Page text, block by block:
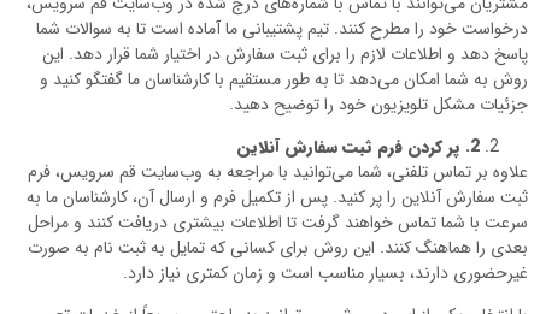
درخواست خود را مطرح کنند. تیم پشتیبانی ما آماده است تا به سوالات شما
پاسخ دهد و اطلاعات لازم را برای ثبت سفارش در اختیار شما قرار دهد. این
روش به شما امکان می‌دهد تا به طور مستقیم با کارشناسان ما گفتگو کنید و
جزئیات مشکل تلویزیون خود را توضیح دهید.
2
. پر کردن فرم ثبت سفارش آنلاین
علاوه بر تماس تلفنی، شما می‌توانید با مراجعه به وب‌سایت قم سرویس، فرم
ثبت سفارش آنلاین را پر کنید. پس از تکمیل فرم و ارسال آن، کارشناسان ما به
سرعت با شما تماس خواهند گرفت تا اطلاعات بیشتری دریافت کنند و مراحل
بعدی را هماهنگ کنند. این روش برای کسانی که تمایل به ثبت نام به صورت
غیرحضوری دارند، بسیار مناسب است و زمان کمتری نیاز دارد.